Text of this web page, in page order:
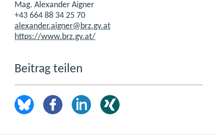
Mag. Alexander Aigner
+43 664 88 34 25 70
alexander.aigner@brz.gv.at
https://www.brz.gv.at/
Beitrag teilen